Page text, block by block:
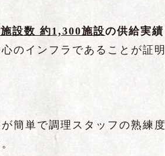
設数 約1,300施設の供給実績
のインフラであることが証明
簡単で調理スタッフの熟練度